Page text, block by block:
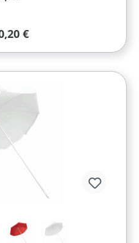
Preis:
€